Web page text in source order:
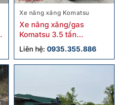
Xe nâng xăng Komatsu
Xe nâng xăng/gas
Komatsu 3.5 tấn
FG35NT-10 cũ
Liên hệ: 0935.355.886